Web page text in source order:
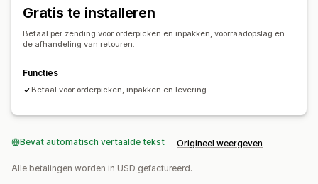
Automatische synchronisatie
Voorraadmeldingen
Bederfelijke producten volgen
Gratis te installeren
Betaal per zending voor orderpicken en inpakken, voorraadopslag en
de afhandeling van retouren.
Functies
Betaal voor orderpicken, inpakken en levering
Bevat automatisch vertaalde tekst Origineel weergeven
Alle betalingen worden in USD gefactureerd.